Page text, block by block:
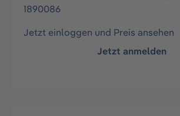
1890086
Jetzt einloggen und Preis ansehen
Jetzt anmelden